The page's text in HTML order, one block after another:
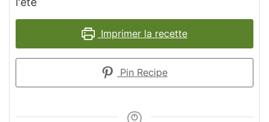
Imprimer la recette
Pin Recipe